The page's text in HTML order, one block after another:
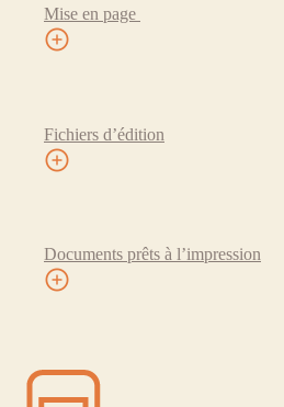
Mise en page
Fichiers d’édition
Documents prêts à l’impression